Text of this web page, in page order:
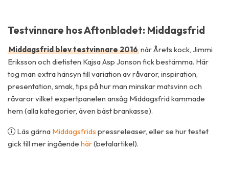
Testvinnare hos Aftonbladet: Middagsfrid
Middagsfrid blev testvinnare 2016 när Årets kock, Jimmi
Eriksson och dietisten Kajsa Asp Jonson fick bestämma. Här
tog man extra hänsyn till variation av råvaror, inspiration,
presentation, smak, tips på hur man minskar matsvinn och
råvaror vilket expertpanelen ansåg Middagsfrid kammade
hem (alla kategorier, även bäst brankasse).
Läs gärna Middagsfrids pressreleaser, eller se hur testet
gick till mer ingående här(betalartikel).